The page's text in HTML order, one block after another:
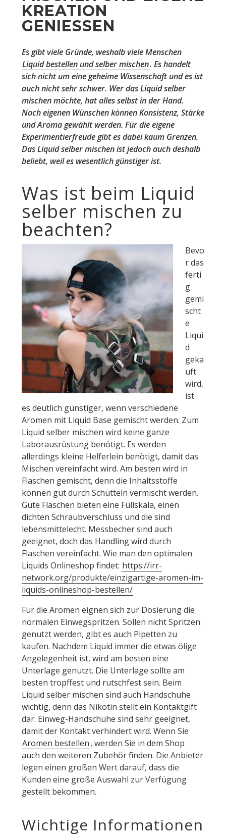
KREATION
GENIESSEN
Es gibt viele Gründe, weshalb viele Menschen
Liquid bestellen und selber mischen. Es handelt
sich nicht um eine geheime Wissenschaft und es ist
auch nicht sehr schwer. Wer das Liquid selber
mischen möchte, hat alles selbst in der Hand.
Nach eigenen Wünschen können Konsistenz, Stärke
und Aroma gewählt werden. Für die eigene
Experimentierfreude gibt es dabei kaum Grenzen.
Das Liquid selber mischen ist jedoch auch deshalb
beliebt, weil es wesentlich günstiger ist.
Was ist beim Liquid
selber mischen zu
beachten?
Bevo
r das
ferti
g
gemi
scht
e
Liqui
d
geka
uft
wird,
ist
es deutlich günstiger, wenn verschiedene
Aromen mit Liquid Base gemischt werden. Zum
Liquid selber mischen wird keine ganze
Laborausrüstung benötigt. Es werden
allerdings kleine Helferlein benötigt, damit das
Mischen vereinfacht wird. Am besten wird in
Flaschen gemischt, denn die Inhaltsstoffe
können gut durch Schütteln vermischt werden.
Gute Flaschen bieten eine Füllskala, einen
dichten Schraubverschluss und die sind
lebensmittelecht. Messbecher sind auch
geeignet, doch das Handling wird durch
Flaschen vereinfacht. Wie man den optimalen
Liquids Onlineshop findet: https://irr-
network.org/produkte/einzigartige-aromen-im-
liquids-onlineshop-bestellen/
Für die Aromen eignen sich zur Dosierung die
normalen Einwegspritzen. Sollen nicht Spritzen
genutzt werden, gibt es auch Pipetten zu
kaufen. Nachdem Liquid immer die etwas ölige
Angelegenheit ist, wird am besten eine
Unterlage genutzt. Die Unterlage sollte am
besten tropffest und rutschfest sein. Beim
Liquid selber mischen sind auch Handschuhe
wichtig, denn das Nikotin stellt ein Kontaktgift
dar. Einweg-Handschuhe sind sehr geeignet,
damit der Kontakt verhindert wird. Wenn Sie
Aromen bestellen, werden Sie in dem Shop
auch den weiteren Zubehör finden. Die Anbieter
legen einen großen Wert darauf, dass die
Kunden eine große Auswahl zur Verfügung
gestellt bekommen.
Wichtige Informationen